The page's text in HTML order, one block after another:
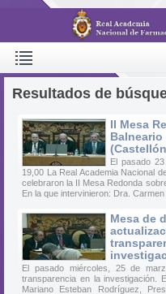
Resultados de
II Mesa
El pasado
19,00 La Real Academia Nacional
celebraron la II Mesa Redonda
En la que intervinieron: Dra.
Mesa de
El pasado miércoles, 25 de
transparencia en la investigación.
Mariano Esteban Rodríguez,